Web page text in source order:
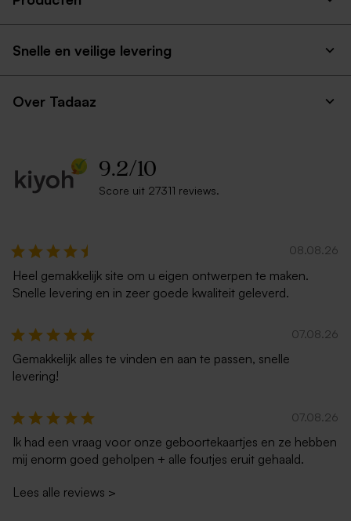
Snelle en veilige levering
Over Tadaaz
9.2/10
Score uit 27311 reviews.
08.08.26
Heel gemakkelijk site om u eigen ontwerpen te maken.
Snelle levering en in zeer goede kwaliteit geleverd.
07.08.26
Gemakkelijk alles te vinden en aan te passen, snelle
levering!
07.08.26
Ik had een vraag voor onze geboortekaartjes en ze hebben
mij enorm goed geholpen + alle foutjes eruit gehaald.
Lees alle reviews >